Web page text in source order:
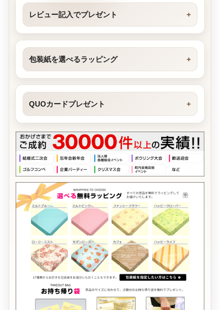
レビュー記入でプレゼント
包装紙を選べるラッピング
QUOカードプレゼント